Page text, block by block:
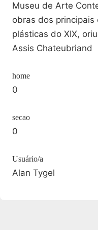
Museu de Arte
obras dos
plásticas do XIX,
Assis Chateubriand
home
0
secao
0
Usuário/a
Alan Tygel